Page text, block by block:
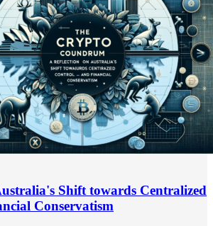
Shift towards Centralized
Conservatism